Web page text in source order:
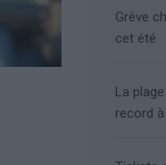
Grève
cet été
La
record